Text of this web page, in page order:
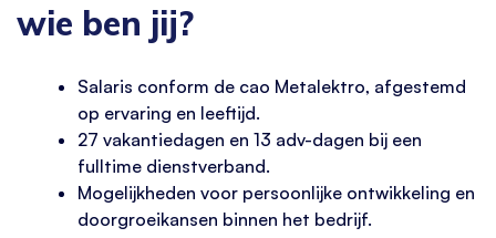
wie ben jij?
Salaris conform de cao Metalektro, afgestemd
op ervaring en leeftijd.
27 vakantiedagen en 13 adv-dagen bij een
fulltime dienstverband.
Mogelijkheden voor persoonlijke ontwikkeling en
doorgroeikansen binnen het bedrijf.